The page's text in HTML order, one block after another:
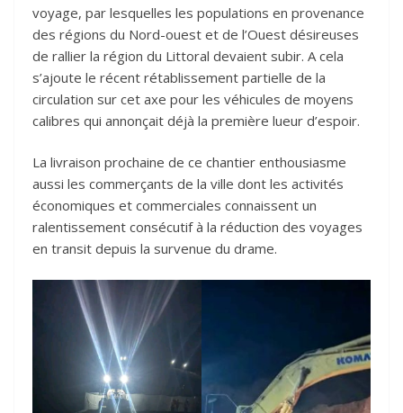
voyage, par lesquelles les populations en provenance
des régions du Nord-ouest et de l’Ouest désireuses
de rallier la région du Littoral devaient subir. A cela
s’ajoute le récent rétablissement partielle de la
circulation sur cet axe pour les véhicules de moyens
calibres qui annonçait déjà la première lueur d’espoir.
La livraison prochaine de ce chantier enthousiasme
aussi les commerçants de la ville dont les activités
économiques et commerciales connaissent un
ralentissement consécutif à la réduction des voyages
en transit depuis la survenue du drame.